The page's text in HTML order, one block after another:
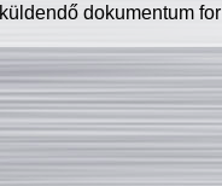
dokumentum